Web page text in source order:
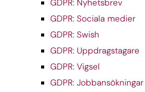
GDPR: Nyhetsbrev
GDPR: Sociala medier
GDPR: Swish
GDPR: Uppdragstagare
GDPR: Vigsel
GDPR: Jobbansökningar